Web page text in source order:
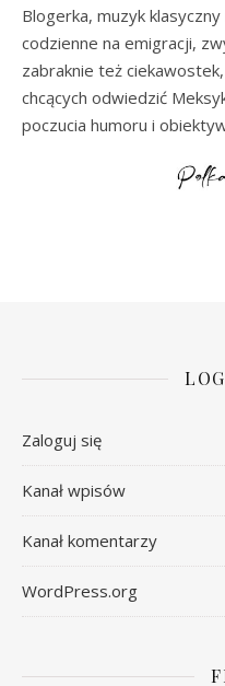
Blogerka, muzyk
codzienne na emigracji,
zabraknie też
chcących odwiedzić
poczucia humoru i
Zaloguj się
Kanał wpisów
Kanał komentarzy
WordPress.org